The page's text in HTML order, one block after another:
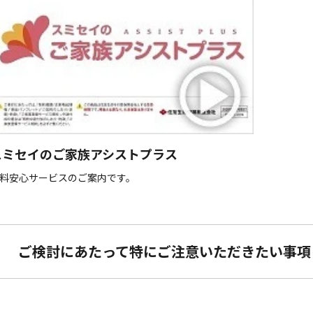
セイのご家族アシストプラス
安心サービスのご案内です。
ご検討にあたって特にご注意いただきたい事項